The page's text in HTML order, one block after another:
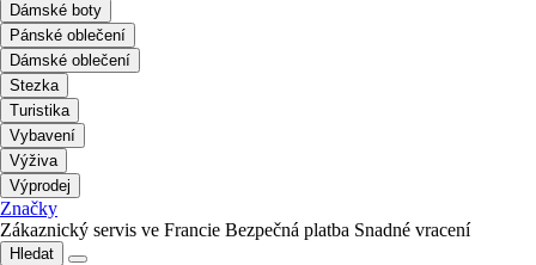
Dámské boty
Pánské oblečení
Dámské oblečení
Stezka
Turistika
Vybavení
Výživa
Výprodej
Značky
Zákaznický servis ve Francie Bezpečná platba Snadné vracení
Hledat